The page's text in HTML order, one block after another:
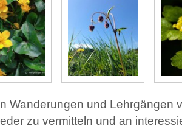
Wanderungen und Lehrgängen
zu vermitteln und an